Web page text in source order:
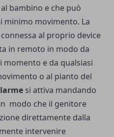
bambino e che può
movimento. La
al proprio device
in remoto in modo da
momento e da qualsiasi
o al pianto del
si attiva mandando
modo che il genitore
direttamente dalla
intervenire